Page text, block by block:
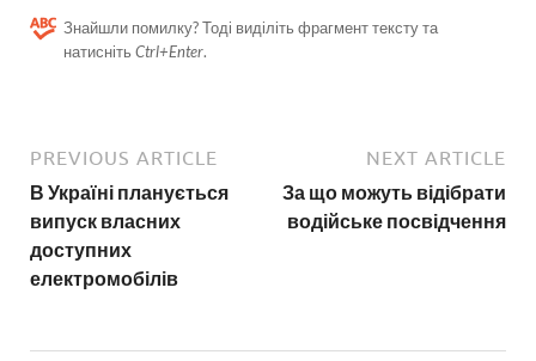
Знайшли помилку? Тоді виділіть фрагмент тексту та
натисніть Ctrl+Enter.
PREVIOUS ARTICLE
В Україні планується
випуск власних
доступних
електромобілів
NEXT ARTICLE
За що можуть відібрати
водійське посвідчення